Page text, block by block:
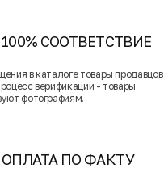
100% СООТВЕТСТВИЕ
в каталоге товары продавцов
верификации - товары
фотографиям.
ОПЛАТА ПО ФАКТУ